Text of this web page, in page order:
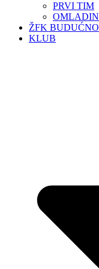
PRVI TIM
ŽFK
KLUB